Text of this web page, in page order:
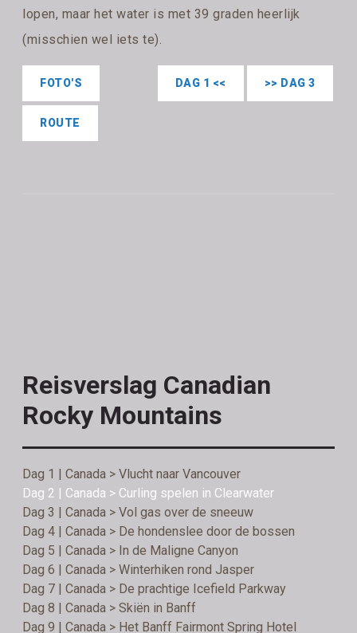
lopen, maar het water is met 39 graden heerlijk
(misschien wel iets te).
>> DAG 3
DAG 1 <<
FOTO'S
ROUTE
Reisverslag Canadian
Rocky Mountains
Dag 1 | Canada > Vlucht naar Vancouver
Dag 2 | Canada > Curling spelen in Clearwater
Dag 3 | Canada > Vol gas over de sneeuw
Dag 4 | Canada > De hondenslee door de bossen
Dag 5 | Canada > In de Maligne Canyon
Dag 6 | Canada > Winterhiken rond Jasper
Dag 7 | Canada > De prachtige Icefield Parkway
Dag 8 | Canada > Skiën in Banff
Dag 9 | Canada > Het Banff Fairmont Spring Hotel